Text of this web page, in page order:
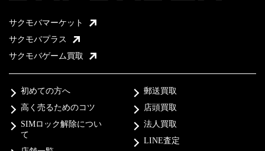
サクモバマーケット
サクモバプラス
サクモバゲーム買取
初めての方へ
高く売るためのコツ
SIMロック解除につい
て
郵送買取
店頭買取
法人買取
LINE査定